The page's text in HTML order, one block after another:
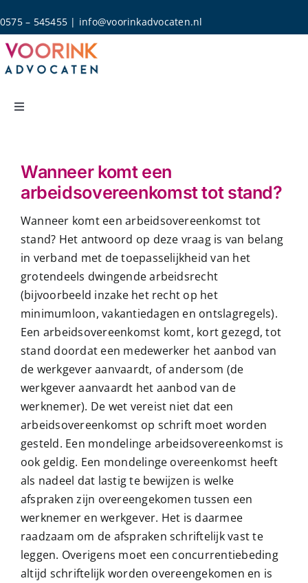
to
content
0575 – 545455 | info@voorinkadvocaten.nl
Toggle
Rechtsgebieden
Over Ons
Actueel
Contact
Gratis Spreekuur
Wanneer komt een
arbeidsovereenkomst tot stand?
Wanneer komt een arbeidsovereenkomst tot
stand? Het antwoord op deze vraag is van belang
in verband met de toepasselijkheid van het
grotendeels dwingende arbeidsrecht
(bijvoorbeeld inzake het recht op het
minimumloon, vakantiedagen en ontslagregels).
Een arbeidsovereenkomst komt, kort gezegd, tot
stand doordat een medewerker het aanbod van
de werkgever aanvaardt, of andersom (de
werkgever aanvaardt het aanbod van de
werknemer). De wet vereist niet dat een
arbeidsovereenkomst op schrift moet worden
gesteld. Een mondelinge arbeidsovereenkomst is
ook geldig. Een mondelinge overeenkomst heeft
als nadeel dat lastig te bewijzen is welke
afspraken zijn overeengekomen tussen een
werknemer en werkgever. Het is daarmee
raadzaam om de afspraken schriftelijk vast te
leggen. Overigens moet een concurrentiebeding
altijd schriftelijk worden overeengekomen en is